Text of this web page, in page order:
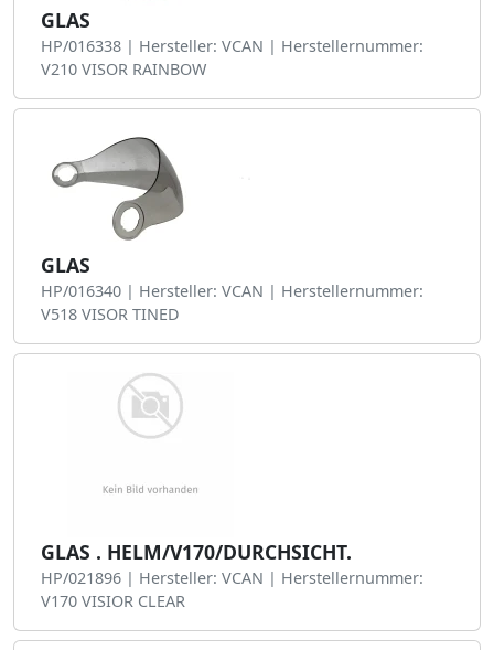
GLAS
HP/016338 | Hersteller: VCAN | Herstellernummer:
V210 VISOR RAINBOW
GLAS
HP/016340 | Hersteller: VCAN | Herstellernummer:
V518 VISOR TINED
GLAS . HELM/V170/DURCHSICHT.
HP/021896 | Hersteller: VCAN | Herstellernummer:
V170 VISIOR CLEAR